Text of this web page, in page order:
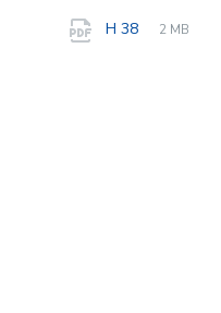
H 38
File
pdf
File
2 MB